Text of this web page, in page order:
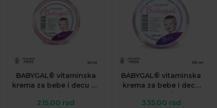
BABYGAL® vitaminska
krema za bebe i decu 50
ml
215,00 rsd
BABYGAL® vitaminska
krema za bebe i decu
100 ml
335,00 rsd